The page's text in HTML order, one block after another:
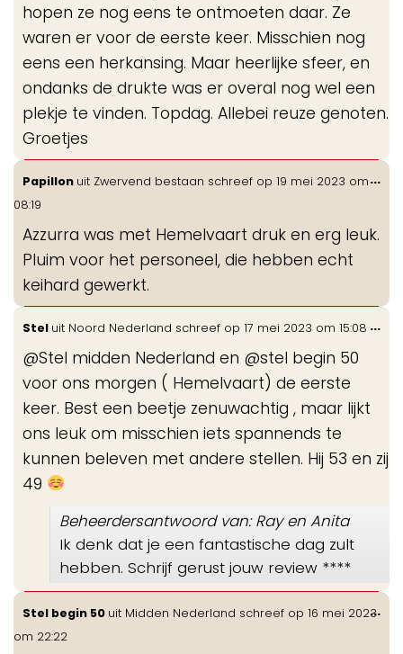
hopen ze nog eens te ontmoeten daar. Ze
waren er voor de eerste keer. Misschien nog
eens een herkansing. Maar heerlijke sfeer, en
ondanks de drukte was er overal nog wel een
plekje te vinden. Topdag. Allebei reuze genoten.
Groetjes
Papillon uit Zwervend bestaan schreef op 19 mei 2023 om
08:19
Azzurra was met Hemelvaart druk en erg leuk.
Pluim voor het personeel, die hebben echt
keihard gewerkt.
...
Stel uit Noord Nederland schreef op 17 mei 2023 om 15:08
@Stel midden Nederland en @stel begin 50
voor ons morgen ( Hemelvaart) de eerste
keer. Best een beetje zenuwachtig , maar lijkt
ons leuk om misschien iets spannends te
kunnen beleven met andere stellen. Hij 53 en zij
49
Beheerdersantwoord van: Ray en Anita
Ik denk dat je een fantastische dag zult
hebben. Schrijf gerust jouw review ****
...
Stel begin 50 uit Midden Nederland schreef op 16 mei 2023
om 22:22
...